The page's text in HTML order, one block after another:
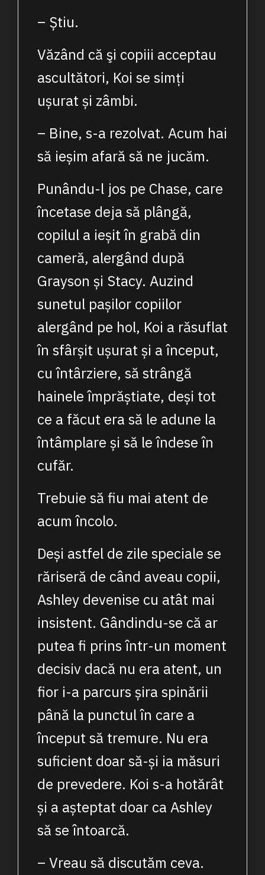
– Știu.
Văzând că şi copiii acceptau
ascultători, Koi se simți
ușurat și zâmbi.
– Bine, s-a rezolvat. Acum hai
să ieșim afară să ne jucăm.
Punându-l jos pe Chase, care
încetase deja să plângă,
copilul a ieșit în grabă din
cameră, alergând după
Grayson și Stacy. Auzind
sunetul pașilor copiilor
alergând pe hol, Koi a răsuflat
în sfârșit ușurat și a început,
cu întârziere, să strângă
hainele împrăștiate, deși tot
ce a făcut era să le adune la
întâmplare și să le îndese în
cufăr.
Trebuie să fiu mai atent de
acum încolo.
Deși astfel de zile speciale se
răriseră de când aveau copii,
Ashley devenise cu atât mai
insistent. Gândindu-se că ar
putea fi prins într-un moment
decisiv dacă nu era atent, un
fior i-a parcurs șira spinării
până la punctul în care a
început să tremure. Nu era
suficient doar să-și ia măsuri
de prevedere. Koi s-a hotărât
și a așteptat doar ca Ashley
să se întoarcă.
– Vreau să discutăm ceva.